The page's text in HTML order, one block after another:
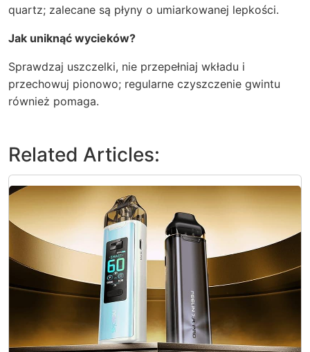
quartz; zalecane są płyny o umiarkowanej lepkości.
Jak uniknąć wycieków?
Sprawdzaj uszczelki, nie przepełniaj wkładu i
przechowuj pionowo; regularne czyszczenie gwintu
również pomaga.
Related Articles: